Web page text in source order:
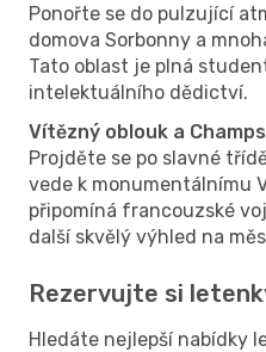
Ponořte se do pulzující
domova Sorbonny a
Tato oblast je plná
intelektuálního dědictví.
Vítězný oblouk a
Projděte se po slavné
vede k monumentálnímu
připomíná francouzské
další skvělý výhled na
Rezervujte si
Hledáte nejlepší nabídky